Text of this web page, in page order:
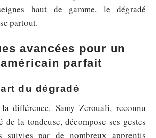
haut de gamme, le dégradé
partout.
avancées pour un
parfait
du dégradé
différence. Samy Zerouali, reconnu
la tondeuse, décompose ses gestes
suivies par de nombreux apprentis